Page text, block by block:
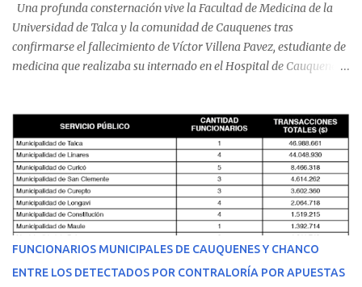
Una profunda consternación vive la Facultad de Medicina de la
Universidad de Talca y la comunidad de Cauquenes tras
confirmarse el fallecimiento de Víctor Villena Pavez, estudiante de
medicina que realizaba su internado en el Hospital de Cauquenes.
malestares físicos. Dada la complejidad de su estado de salud, el
equipo médico determinó su traslado de urgencia al Hospital
Regional de Talca y dado la urgencia la ambulancia partió hacia
Talca con escolta de Carabineros. En medio del traslado, el
estudiante de medicina de 25 años, se agravó y pese a los esfuerzos
del personal de emergencia terminó falleciendo, sin alcanzar a
recibir atención especializada en el centro de destino. Apenas se
conoció la gravedad de su condición, sus padres —residentes en
Villarrica— se trasladaron a Cauquenes con la esperanza de una
FUNCIONARIOS MUNICIPALES DE CAUQUENES Y CHANCO
ENTRE LOS DETECTADOS POR CONTRALORÍA POR APUESTAS